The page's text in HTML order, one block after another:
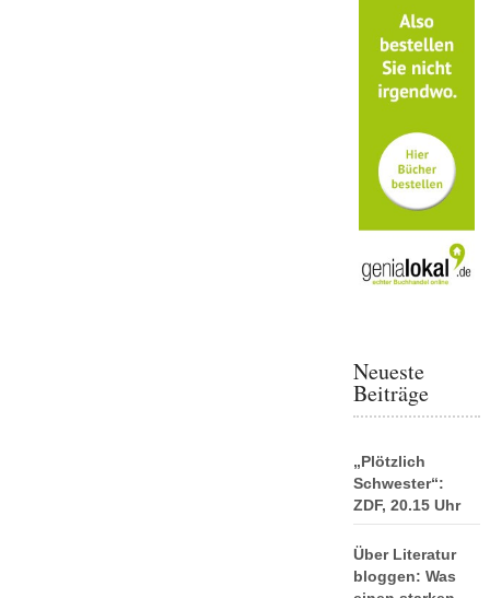
Neueste
Beiträge
„Plötzlich
Schwester“:
ZDF, 20.15 Uhr
Über Literatur
bloggen: Was